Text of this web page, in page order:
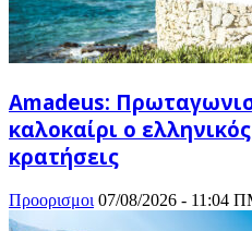
Amadeus:
καλοκαίρι ο
κρατήσεις
Προορισμοι 07/08/2026 - 11:04